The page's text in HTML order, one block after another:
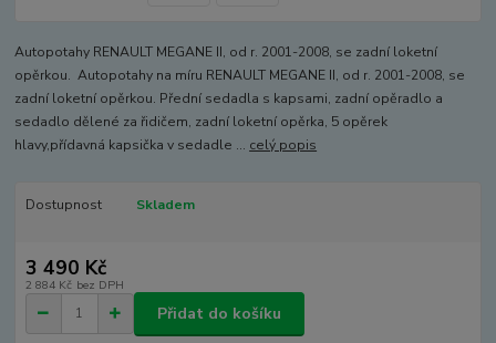
Autopotahy RENAULT MEGANE II, od r. 2001-2008, se zadní loketní
opěrkou. Autopotahy na míru RENAULT MEGANE II, od r. 2001-2008, se
zadní loketní opěrkou. Přední sedadla s kapsami, zadní opěradlo a
sedadlo dělené za řidičem, zadní loketní opěrka, 5 opěrek
hlavy,přídavná kapsička v sedadle ... celý popis
Dostupnost Skladem
3 490 Kč
2 884 Kč bez DPH
Přidat do košíku